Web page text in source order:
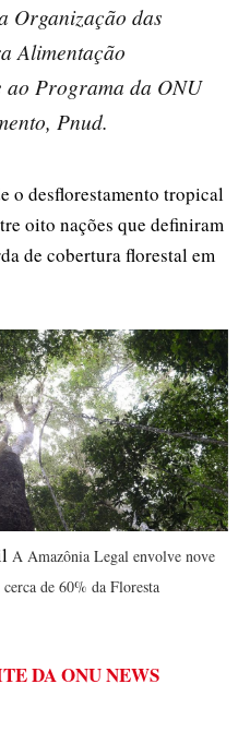
Organização das
Alimentação
ao Programa da ONU
Pnud.
o desflorestamento tropical
oito nações que definiram
de cobertura florestal em
A Amazônia Legal envolve nove
de 60% da Floresta
DA ONU NEWS